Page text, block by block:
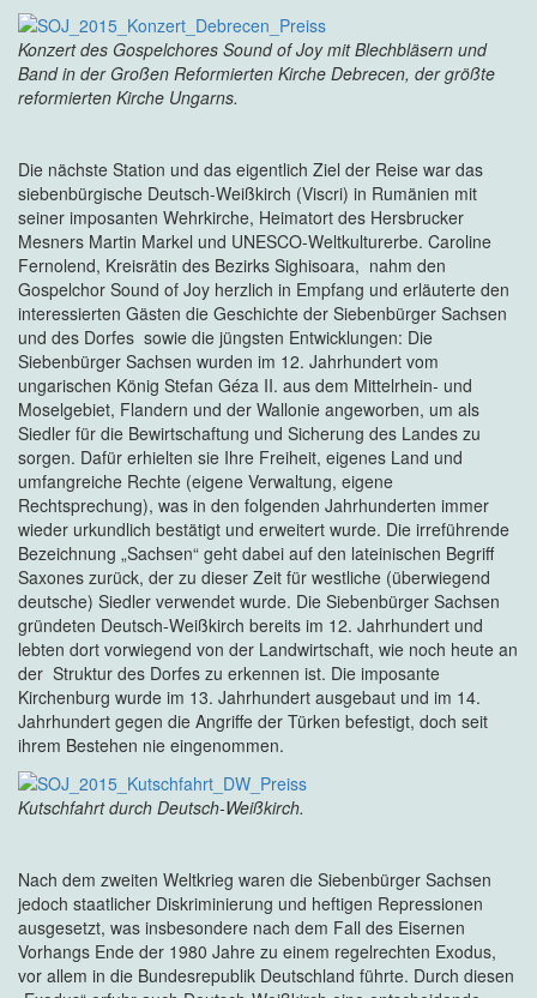
Konzert des Gospelchores Sound of Joy mit Blechbläsern und
Band in der Großen Reformierten Kirche Debrecen, der größte
reformierten Kirche Ungarns.
Die nächste Station und das eigentlich Ziel der Reise war das
siebenbürgische Deutsch-Weißkirch (Viscri) in Rumänien mit
seiner imposanten Wehrkirche, Heimatort des Hersbrucker
Mesners Martin Markel und UNESCO-Weltkulturerbe. Caroline
Fernolend, Kreisrätin des Bezirks Sighisoara, nahm den
Gospelchor Sound of Joy herzlich in Empfang und erläuterte den
interessierten Gästen die Geschichte der Siebenbürger Sachsen
und des Dorfes sowie die jüngsten Entwicklungen: Die
Siebenbürger Sachsen wurden im 12. Jahrhundert vom
ungarischen König Stefan Géza II. aus dem Mittelrhein- und
Moselgebiet, Flandern und der Wallonie angeworben, um als
Siedler für die Bewirtschaftung und Sicherung des Landes zu
sorgen. Dafür erhielten sie Ihre Freiheit, eigenes Land und
umfangreiche Rechte (eigene Verwaltung, eigene
Rechtsprechung), was in den folgenden Jahrhunderten immer
wieder urkundlich bestätigt und erweitert wurde. Die irreführende
Bezeichnung „Sachsen“ geht dabei auf den lateinischen Begriff
Saxones zurück, der zu dieser Zeit für westliche (überwiegend
deutsche) Siedler verwendet wurde. Die Siebenbürger Sachsen
gründeten Deutsch-Weißkirch bereits im 12. Jahrhundert und
lebten dort vorwiegend von der Landwirtschaft, wie noch heute an
der Struktur des Dorfes zu erkennen ist. Die imposante
Kirchenburg wurde im 13. Jahrhundert ausgebaut und im 14.
Jahrhundert gegen die Angriffe der Türken befestigt, doch seit
ihrem Bestehen nie eingenommen.
Kutschfahrt durch Deutsch-Weißkirch.
Nach dem zweiten Weltkrieg waren die Siebenbürger Sachsen
jedoch staatlicher Diskriminierung und heftigen Repressionen
ausgesetzt, was insbesondere nach dem Fall des Eisernen
Vorhangs Ende der 1980 Jahre zu einem regelrechten Exodus,
vor allem in die Bundesrepublik Deutschland führte. Durch diesen